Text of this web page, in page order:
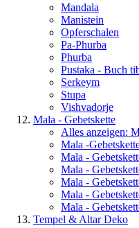
Mandala
Manistein
Opferschalen
Pa-Phurba
Phurba
Pustaka - Buch
Serkeym
Stupa
Vishvadorje
Mala - Gebetskette
Alles anzeigen:
Mala -
Mala -
Mala -
Mala -
Mala -
Mala -
Tempel & Altar Deko